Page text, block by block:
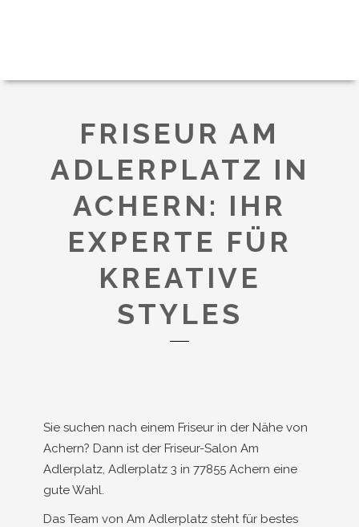
FRISEUR AM
ADLERPLATZ IN
ACHERN: IHR
EXPERTE FÜR
KREATIVE
STYLES
Sie suchen nach einem Friseur in der Nähe von
Achern? Dann ist der Friseur-Salon Am
Adlerplatz, Adlerplatz 3 in 77855 Achern eine
gute Wahl.
Das Team von Am Adlerplatz steht für bestes